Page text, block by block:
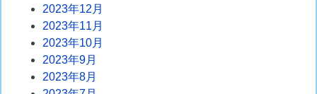
2023年12月
2023年11月
2023年10月
2023年9月
2023年8月